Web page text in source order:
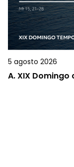
5 agosto 2026
A.XIX Domingo